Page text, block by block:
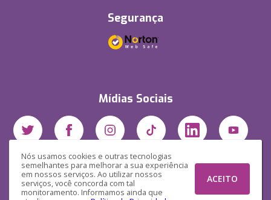
Nós usamos cookies e outras tecnologias
semelhantes para melhorar a sua experiência
em nossos serviços. Ao utilizar nossos
serviços, você concorda com tal
monitoramento. Informamos ainda que
ACEITO
Segurança
Mídias Sociais